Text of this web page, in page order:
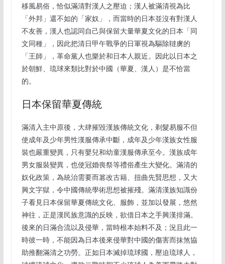
移風易俗，恰似滿清對漢人之壓迫；漢人被滿清視為比
「外邦」還不如的「家奴」，而當時的日本並沒有對漢人
不友善，漢人也認同自己與保留大量華夏文化的日本「同
文同種」，因此把清日甲午戰爭的日軍視為驅除韃虜的
「王師」，革命黨人也樂於和日本人親近。因此以日本之
於朝鮮、琉球來類比對於中國（華夏、漢人）是不恰當
的。
日本保留華夏傳統
滿清入主中原後，大肆摧毀漢族傳統文化，剃髮易服不但
使成年及少年男性漢服傳承中斷，成年及少年漢族女性服
裝也嚴重變異，只有嬰兒和幼童漢服傳承至今。漢族成年
男女服裝變異，也使冠婚喪祭等禮俗產生大變化。滿清的
奴化政策，為統治需要而篡改古籍、扭曲先賢思想，又大
興文字獄，令中國傳統學術思想被摧殘。滿清漢族知識份
子看見日本保留華夏傳統文化、服飾，並加以發展，悠然
神往，正是漢民族意識的反映，欲借日本之手興漢排滿。
後來的日滿合流以及侵華，當時根本始料不及；況且此一
時彼一時，不能因為日本後來侵華對中國的傷害而抹煞協
助推翻滿清之功勞。正如日本滅掉琉球國，壓迫琉球人，